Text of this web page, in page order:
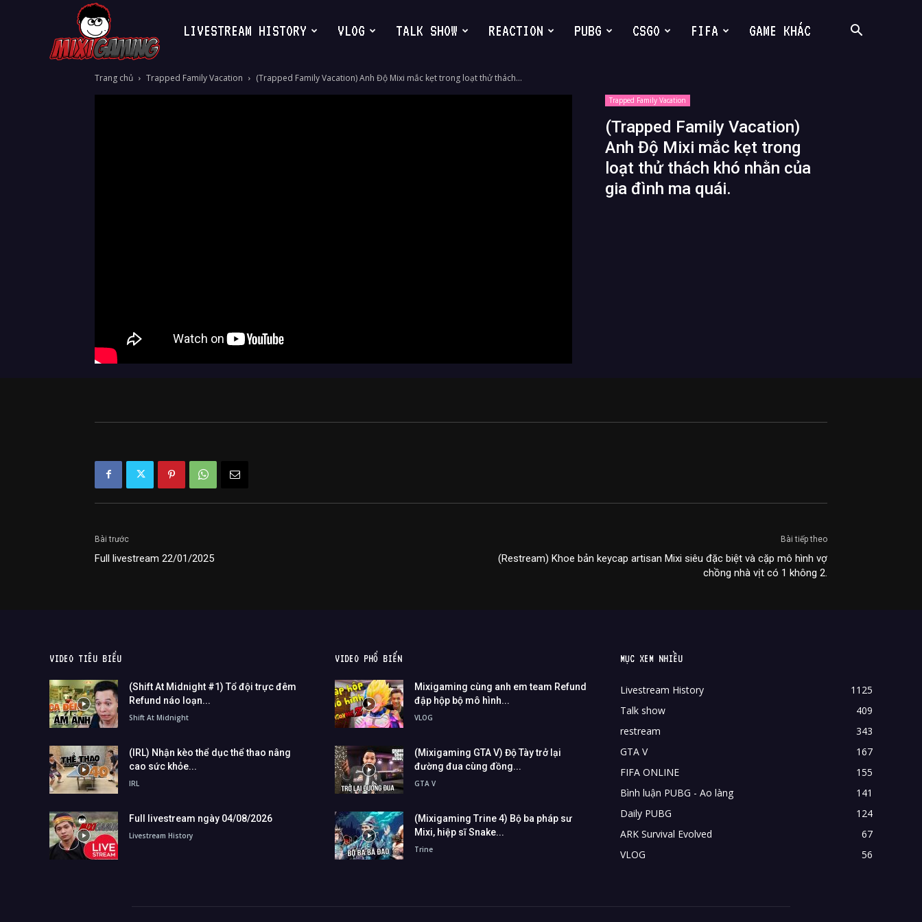
MixiGaming
LIVESTREAM HISTORY VLOG TALK SHOW REACTION PUBG CSGO FIFA GAME KHÁC
Trang chủ Trapped Family Vacation (Trapped Family Vacation) Anh Độ Mixi mắc kẹt trong loạt thử thách...
Trapped Family Vacation
(Trapped Family Vacation)
Anh Độ Mixi mắc kẹt trong
loạt thử thách khó nhằn của
gia đình ma quái.
Bài trước
Full livestream 22/01/2025
Bài tiếp theo
(Restream) Khoe bản keycap artisan Mixi siêu đặc biệt và cặp mô hình vợ
chồng nhà vịt có 1 không 2.
VIDEO TIÊU BIỂU
(Shift At Midnight #1) Tổ đội trực đêm
Refund náo loạn...
Shift At Midnight
(IRL) Nhận kèo thể dục thể thao nâng
cao sức khỏe...
IRL
Full livestream ngày 04/08/2026
Livestream History
VIDEO PHỔ BIẾN
Mixigaming cùng anh em team Refund
đập hộp bộ mô hình...
VLOG
(Mixigaming GTA V) Độ Tày trở lại
đường đua cùng đồng...
GTA V
(Mixigaming Trine 4) Bộ ba pháp sư
Mixi, hiệp sĩ Snake...
Trine
MỤC XEM NHIỀU
Livestream History
1125
Talk show
409
restream
343
GTA V
167
FIFA ONLINE
155
Bình luận PUBG - Ao làng
141
Daily PUBG
124
ARK Survival Evolved
67
VLOG
56